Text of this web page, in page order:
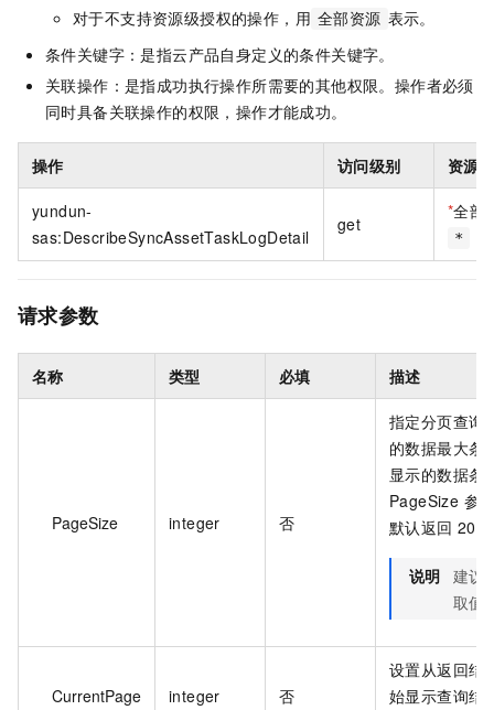
对于不支持资源级授权的操作，用 全部资源 表示。
条件关键字：是指云产品自身定义的条件关键字。
关联操作：是指成功执行操作所需要的其他权限。操作者必须
同时具备关联操作的权限，操作才能成功。
操作 访问级别 资源
yundun-
sas:DescribeSyncAssetTaskLogDetail
get
*全部
*
请求参数
名称 类型 必填 描述
PageSize integer 否
指定分页查询
的数据最大条
显示的数据条
PageSize 参
默认返回 20
说明 建议
取值
CurrentPage integer 否
设置从返回结
始显示查询结